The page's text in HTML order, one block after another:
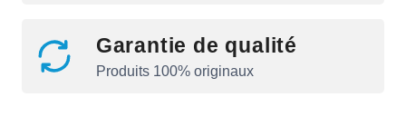
Garantie de qualité
Produits 100% originaux